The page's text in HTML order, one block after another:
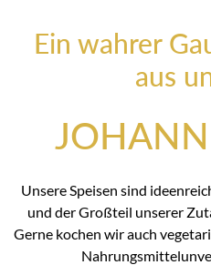
Ein wahrer
aus
Unsere Speisen sind
und der Großteil unserer
Gerne kochen wir auch